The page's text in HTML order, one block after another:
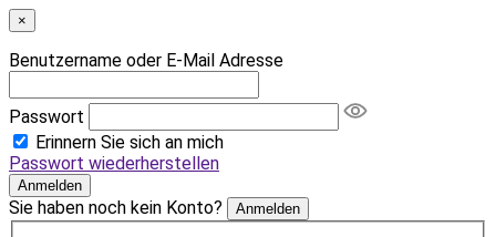
×
Benutzername oder E-Mail Adresse
Passwort
Erinnern Sie sich an mich
Passwort wiederherstellen
Anmelden
Sie haben noch kein Konto? Anmelden